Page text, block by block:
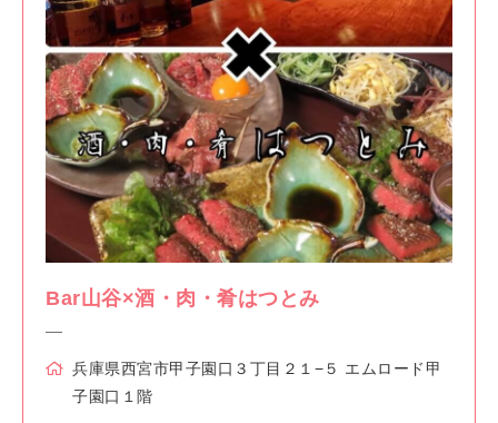
Bar山谷×酒・肉・肴はつとみ
兵庫県西宮市甲子園口３丁目２１−５ エムロード甲
子園口１階